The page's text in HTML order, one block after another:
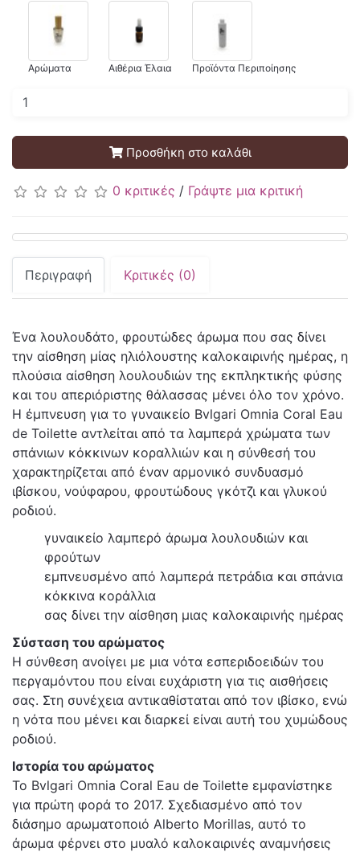
Αρώματα Αιθέρια Έλαια Προϊόντα Περιποίησης
Προσθήκη στο καλάθι
0 κριτικές / Γράψτε μια κριτική
Περιγραφή Κριτικές (0)
Ένα λουλουδάτο, φρουτώδες άρωμα που σας δίνει
την αίσθηση μίας ηλιόλουστης καλοκαιρινής ημέρας, η
πλούσια αίσθηση λουλουδιών της εκπληκτικής φύσης
και του απεριόριστης θάλασσας μένει όλο τον χρόνο.
Η έμπνευση για το γυναικείο Bvlgari Omnia Coral Eau
de Toilette αντλείται από τα λαμπερά χρώματα των
σπάνιων κόκκινων κοραλλιών και η σύνθεσή του
χαρακτηρίζεται από έναν αρμονικό συνδυασμό
ιβίσκου, νούφαρου, φρουτώδους γκότζι και γλυκού
ροδιού.
γυναικείο λαμπερό άρωμα λουλουδιών και
φρούτων
εμπνευσμένο από λαμπερά πετράδια και σπάνια
κόκκινα κοράλλια
σας δίνει την αίσθηση μιας καλοκαιρινής ημέρας
Σύσταση του αρώματος
Η σύνθεση ανοίγει με μια νότα εσπεριδοειδών του
περγαμόντου που είναι ευχάριστη για τις αισθήσεις
σας. Στη συνέχεια αντικαθίσταται από τον ιβίσκο, ενώ
η νότα που μένει και διαρκεί είναι αυτή του χυμώδους
ροδιού.
Ιστορία του αρώματος
Το Bvlgari Omnia Coral Eau de Toilette εμφανίστηκε
για πρώτη φορά το 2017. Σχεδιασμένο από τον
διάσημο αρωματοποιό Alberto Morillas, αυτό το
άρωμα φέρνει στο μυαλό καλοκαιρινές αναμνήσεις